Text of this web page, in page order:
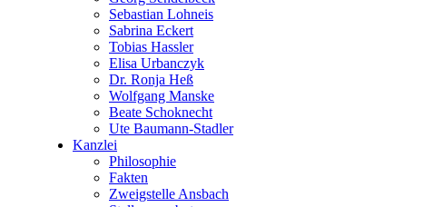
Sebastian Lohneis
Sabrina Eckert
Tobias Hassler
Elisa Urbanczyk
Dr. Ronja Heß
Wolfgang Manske
Beate Schoknecht
Ute Baumann-Stadler
Kanzlei
Philosophie
Fakten
Zweigstelle Ansbach